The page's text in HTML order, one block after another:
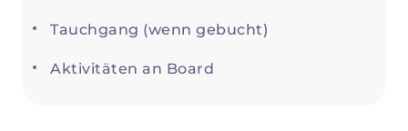
Tauchgang (wenn gebucht)
Aktivitäten an Board